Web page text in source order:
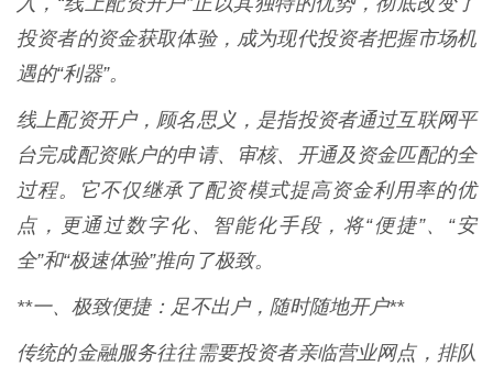
投资者的资金获取体验，成为现代投资者把握市场机
遇的“利器”。
线上配资开户，顾名思义，是指投资者通过互联网平
台完成配资账户的申请、审核、开通及资金匹配的全
过程。它不仅继承了配资模式提高资金利用率的优
点，更通过数字化、智能化手段，将“便捷”、“安
全”和“极速体验”推向了极致。
**一、极致便捷：足不出户，随时随地开户**
传统的金融服务往往需要投资者亲临营业网点，排队